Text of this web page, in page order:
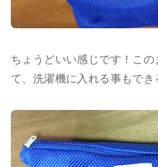
ちょうどいい感じです！こ
て、洗濯機に入れる事もでき